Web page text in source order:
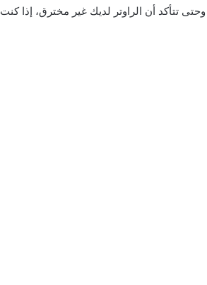
تتأكد أن الراوتر لديك غير مخترق، إذا كنت